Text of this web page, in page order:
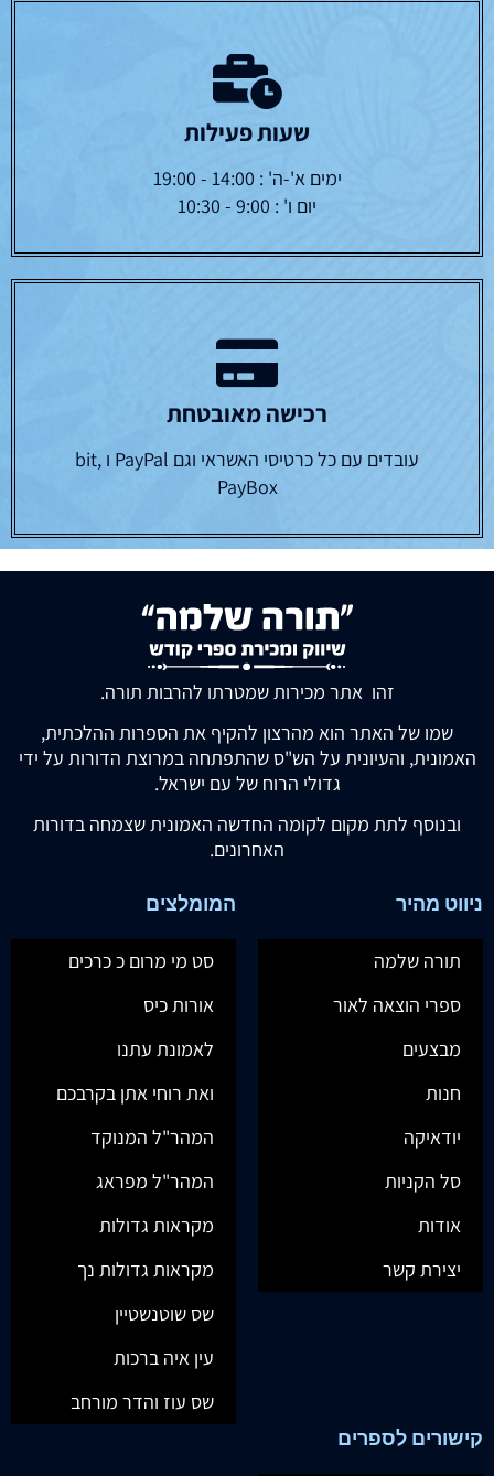
שעות פעילות
ימים א'-ה' : 14:00 - 19:00
יום ו' : 9:00 - 10:30
רכישה מאובטחת
עובדים עם כל כרטיסי האשראי וגם PayPal ו bit,
PayBox
זהו אתר מכירות שמטרתו להרבות תורה.
שמו של האתר הוא מהרצון להקיף את הספרות ההלכתית,
האמונית, והעיונית על הש"ס שהתפתחה במרוצת הדורות על ידי
גדולי הרוח של עם ישראל.
ובנוסף לתת מקום לקומה החדשה האמונית שצמחה בדורות
האחרונים.
ניווט מהיר
תורה שלמה
ספרי הוצאה לאור
מבצעים
חנות
יודאיקה
סל הקניות
אודות
יצירת קשר
המומלצים
סט מי מרום כ כרכים
אורות כיס
לאמונת עתנו
ואת רוחי אתן בקרבכם
המהר"ל המנוקד
המהר"ל מפראג
מקראות גדולות
מקראות גדולות נך
שס שוטנשטיין
עין איה ברכות
שס עוז והדר מורחב
קישורים לספרים